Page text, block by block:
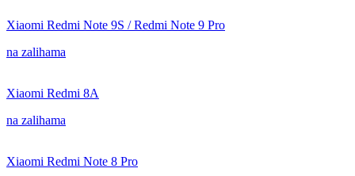
Xiaomi Redmi Note 9S / Redmi Note 9 Pro
na zalihama
Xiaomi Redmi 8A
na zalihama
Xiaomi Redmi Note 8 Pro